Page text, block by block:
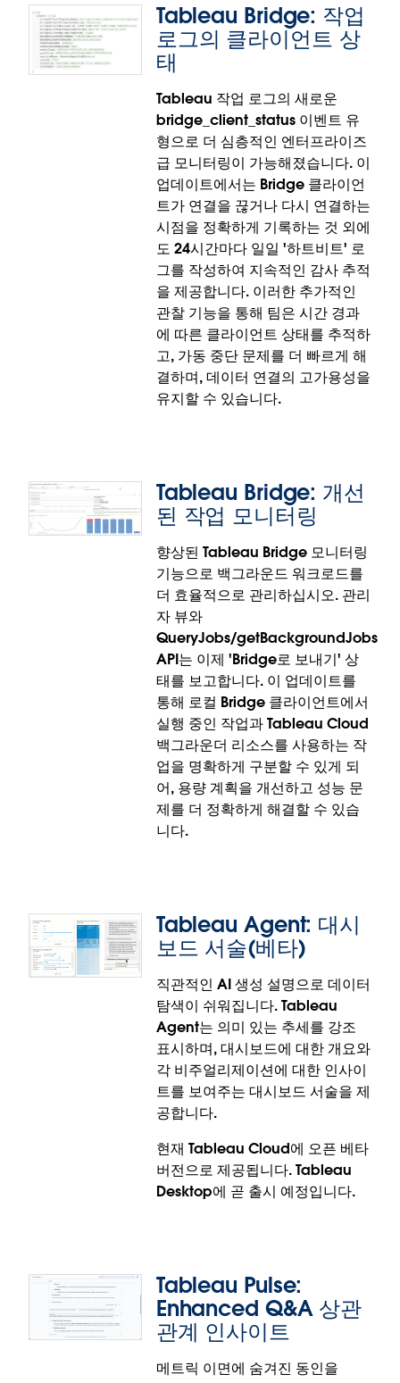
Marketo, Oracle Eloqua 및 일
반 웹 데이터 커넥터 제거
더 안전하고 성능이 뛰어난 경험을 보장하기 위해
Marketo, Oracle Eloqua 및 일반 웹 데이터 커넥터
(WDC)는 공식적으로 사용 중단되었으며 버전 2026.1
에서 제거될 예정입니다. 조직에서는 서비스 중단을 방
지하기 위해 즉시 콘텐츠 마이그레이션을 시작해야 합
Marketo, Oracle Eloqua 및 일반 웹 데이터 커넥터 제
거는 Tableau Desktop에 정식 출시되었습니다.
Marketo 및 Oracle Eloqua의 경우 교체: 이제
Tableau Exchange를 통해 JDBC 기반 커넥터를 다운
WDC의 경우 교체: 새로운 REST API 커넥터가 지정된
Tableau Bridge: 작업
로그의 클라이언트 상
태
Tableau 작업 로그의 새로운
bridge_client_status 이벤트 유
형으로 더 심층적인 엔터프라이즈
급 모니터링이 가능해졌습니다. 이
업데이트에서는 Bridge 클라이언
트가 연결을 끊거나 다시 연결하는
시점을 정확하게 기록하는 것 외에
도 24시간마다 일일 '하트비트' 로
그를 작성하여 지속적인 감사 추적
을 제공합니다. 이러한 추가적인
관찰 기능을 통해 팀은 시간 경과
에 따른 클라이언트 상태를 추적하
고, 가동 중단 문제를 더 빠르게 해
결하며, 데이터 연결의 고가용성을
유지할 수 있습니다.
Tableau Bridge: 작업 로그의 클라이언
Tableau 작업 로그의 새로운 bridge_client_status 이
벤트 유형으로 더 심층적인 엔터프라이즈급 모니터링
이 가능해졌습니다. 이 업데이트에서는 Bridge 클라이
언트가 연결을 끊거나 다시 연결하는 시점을 정확하게
기록하는 것 외에도 24시간마다 일일 '하트비트' 로그
를 작성하여 지속적인 감사 추적을 제공합니다. 이러한
추가적인 관찰 기능을 통해 팀은 시간 경과에 따른 클
라이언트 상태를 추적하고, 가동 중단 문제를 더 빠르
게 해결하며, 데이터 연결의 고가용성을 유지할 수 있
Tableau Bridge: 개선
된 작업 모니터링
향상된 Tableau Bridge 모니터링
기능으로 백그라운드 워크로드를
더 효율적으로 관리하십시오. 관리
자 뷰와
QueryJobs/getBackgroundJobs
API는 이제 'Bridge로 보내기' 상
태를 보고합니다. 이 업데이트를
통해 로컬 Bridge 클라이언트에서
실행 중인 작업과 Tableau Cloud
백그라운더 리소스를 사용하는 작
업을 명확하게 구분할 수 있게 되
어, 용량 계획을 개선하고 성능 문
제를 더 정확하게 해결할 수 있습
니다.
Tableau Bridge: 개선된 작업 모니터링
향상된 Tableau Bridge 모니터링 기능으로 백그라운
드 워크로드를 더 효율적으로 관리하십시오. 관리자 뷰
와 QueryJobs/getBackgroundJobs API는 이제
'Bridge로 보내기' 상태를 보고합니다. 이 업데이트를
통해 로컬 Bridge 클라이언트에서 실행 중인 작업과
Tableau Cloud 백그라운더 리소스를 사용하는 작업
을 명확하게 구분할 수 있게 되어, 용량 계획을 개선하
Tableau Agent: 대시
보드 서술(베타)
직관적인 AI 생성 설명으로 데이터
탐색이 쉬워집니다. Tableau
Agent는 의미 있는 추세를 강조
표시하며, 대시보드에 대한 개요와
각 비주얼리제이션에 대한 인사이
트를 보여주는 대시보드 서술을 제
공합니다.
현재 Tableau Cloud에 오픈 베타
버전으로 제공됩니다. Tableau
Desktop에 곧 출시 예정입니다.
Tableau Agent: 대시보드 서술(베타)
Tableau Pulse:
Enhanced Q&A 상관
관계 인사이트
메트릭 이면에 숨겨진 동인을